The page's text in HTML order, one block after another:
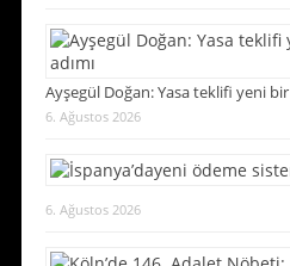
Ayşegül Doğan: Yasa teklifi yeni
6. Ağustos 2026
6. Ağustos 2026